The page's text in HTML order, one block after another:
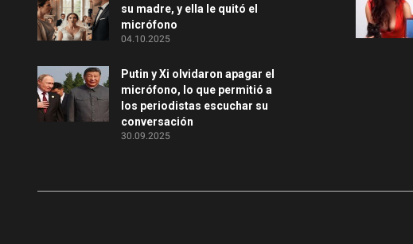
su madre, y ella le quitó el
micrófono
04.10.2025
Putin y Xi olvidaron apagar el
micrófono, lo que permitió a
los periodistas escuchar su
conversación
30.09.2025